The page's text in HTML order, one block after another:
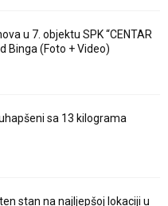
u 7. objektu SPK “CENTAR
Binga (Foto + Video)
sa 13 kilograma
stan na najljepšoj lokaciji u